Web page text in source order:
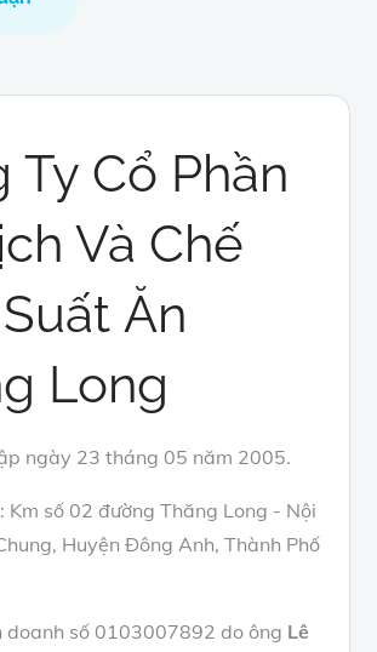
Ty Cổ Phần
Và Chế
Ăn
Long
ngày 23 tháng 05 năm 2005.
Km số 02 đường Thăng Long - Nội
Huyện Đông Anh, Thành Phố
doanh số 0103007892 do ông Lê